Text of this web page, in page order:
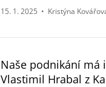
15. 1. 2025 • Kristýna
Naše podnikání má
Vlastimil Hrabal z